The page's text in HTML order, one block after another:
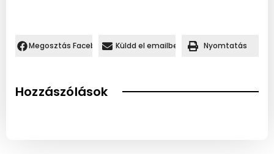
Megosztás Facebookon.Küldd el emailben Nyomtatás
Hozzászólások